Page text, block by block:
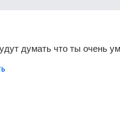
думать что ты очень